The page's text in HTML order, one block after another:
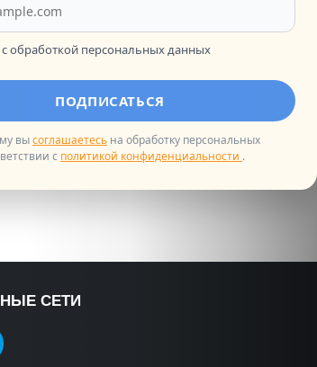
французскому с носителем
посетить бесплатный
для начинающих с
СЕТИ
Написать в ТГ
с обработкой персональных данных
ПОДПИСАТЬСЯ
высоглашаетесь на обработку персональных
с политикой конфиденциальности .